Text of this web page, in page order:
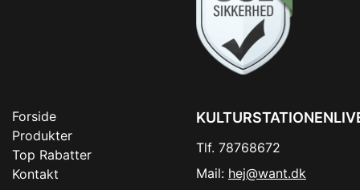
Forside
Produkter
Top Rabatter
Kontakt
Tlf. 78768672
Mail: hej@want.dk